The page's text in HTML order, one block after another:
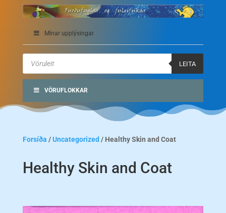
Mínar upplýsingar
Products
search
LEITA
VÖRUFLOKKAR
Forsíða /Uncategorized / Healthy Skin and Coat
Healthy Skin and Coat